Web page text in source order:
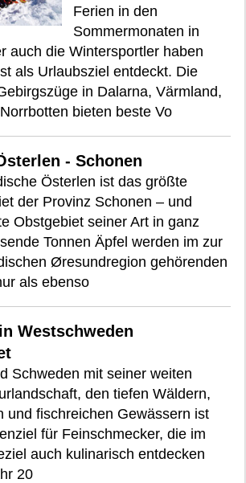
Ferien in den
Sommermonaten in
auch die Wintersportler haben
als Urlaubsziel entdeckt. Die
in Dalarna, Värmland,
bieten beste Vo
- Schonen
Österlen ist das größte
der Provinz Schonen – und
Obstgebiet seiner Art in ganz
Tonnen Äpfel werden im zur
Øresundregion gehörenden
als ebenso
Westschweden
Schweden mit seiner weiten
den tiefen Wäldern,
und fischreichen Gewässern ist
für Feinschmecker, die im
auch kulinarisch entdecken
20